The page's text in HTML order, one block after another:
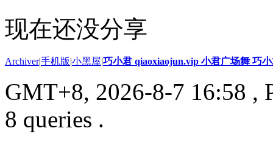
现在还没分享
Archiver|手机版|小黑屋|巧小君 qiaoxiaojun.vip 小君广场舞 巧
GMT+8, 2026-8-7 16:58 ,
8 queries .